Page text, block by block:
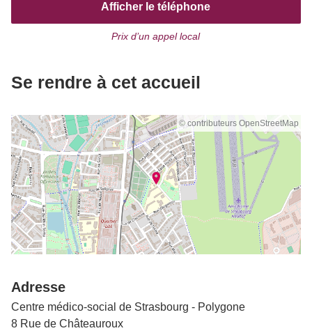
Afficher le téléphone
Prix d’un appel local
Se rendre à cet accueil
© contributeurs OpenStreetMap
Adresse
Centre médico-social de Strasbourg - Polygone
8 Rue de Châteauroux